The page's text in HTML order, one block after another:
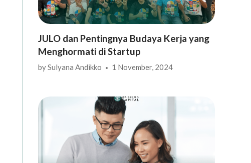
JULO dan Pentingnya Budaya Kerja yang
Menghormati di Startup
bySulyana Andikko 1 November, 2024